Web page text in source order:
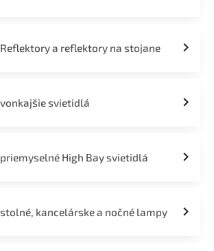
Reflektory a reflektory na stojane
vonkajšie svietidlá
priemyselné High Bay svietidlá
stolné, kancelárske a nočné lampy